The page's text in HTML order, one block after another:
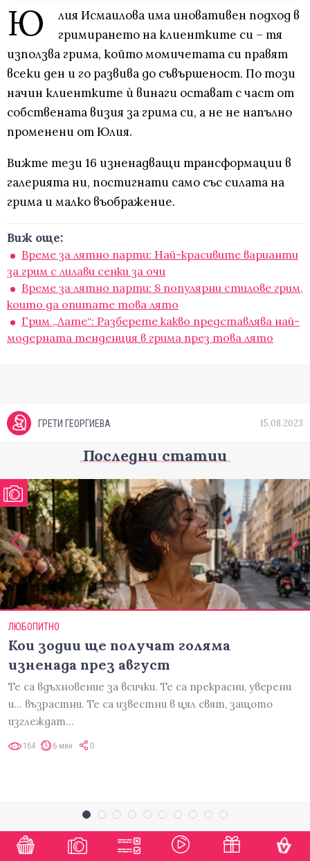
Ю
лия Исмаилова има иновативен подход в
гримирането на клиентките си – тя
използва грима, който момичетата си правят
всеки ден и го развива до съвършеност. По този
начин клиентките ѝ винаги остават с част от
собствената визия за грима си, а не не напълно
променени от Юлия.
Вижте тези 16 изненадващи трансформации в
галерията ни, постигнати само със силата на
грима и малко въображение.
Виж още:
Време за лятно парти: Най-красивите варианти
за грим с лилави сенки за очи
Време за лятно парти: 8 популярни стилове грим,
които да опитате това лято
Грим „Лате“: Разберете какво представлява най-
модерната тенденция в грима през това лято
ГРЕТИ ГЕОРГИЕВА 15.08.2023
Последни статии
ЛЮБОПИТНО
Кои зодии ще получат голяма
изненада през август
Те са вдъхновение за всички. Те са прекрасни, уверени
и... възрастни. Те са известни в цял свят, защото
изглеждат…
164 6 мин 0